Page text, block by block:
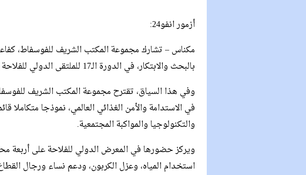
أزمور انفو24:
مكناس – تشارك مجموعة المكتب الشريف للفوسفاط،
بالبحث والابتكار، في الدورة الـ17 للملتقى الدولي للفلاحة بالمغرب.
وفي هذا السياق، تقترح مجموعة المكتب الشريف
في الاستدامة والأمن الغذائي العالمي، نموذجا متكاملا
والتكنولوجيا والمواكبة المجتمعية.
ويركز حضورها في المعرض الدولي للفلاحة على أربعة
استخدام المياه، وعزل الكربون، ودعم نساء ورجال